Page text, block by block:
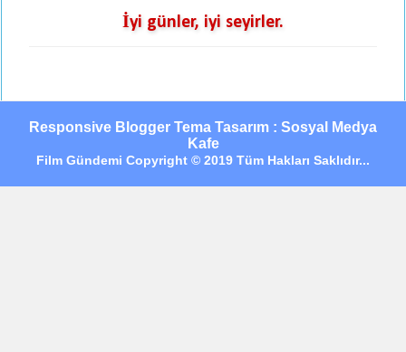
İyi günler, iyi seyirler.
Responsive Blogger Tema Tasarım : Sosyal Medya
Kafe
Film Gündemi Copyright © 2019 Tüm Hakları Saklıdır...